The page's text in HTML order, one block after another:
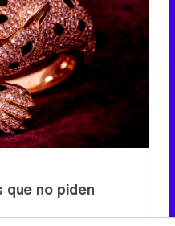
que no piden